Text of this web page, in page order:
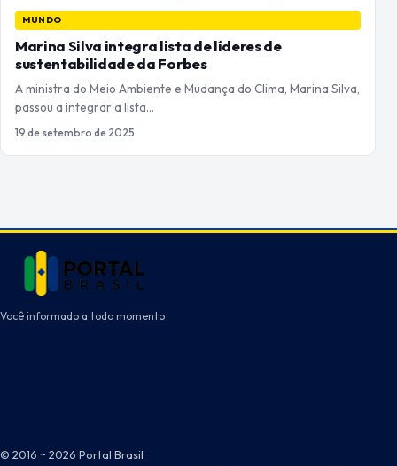
MUNDO
Marina Silva integra lista de líderes de
sustentabilidade da Forbes
A ministra do Meio Ambiente e Mudança do Clima, Marina Silva,
passou a integrar a lista…
19 de setembro de 2025
Você informado a todo momento
© 2016 ~ 2026 Portal Brasil